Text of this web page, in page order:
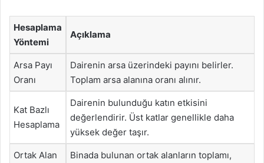
Hesaplama
Yöntemi
Açıklama
Arsa Payı
Oranı
Dairenin arsa üzerindeki payını belirler.
Toplam arsa alanına oranı alınır.
Kat Bazlı
Hesaplama
Dairenin bulunduğu katın etkisini
değerlendirir. Üst katlar genellikle daha
yüksek değer taşır.
Ortak Alan
Binada bulunan ortak alanların toplamı,